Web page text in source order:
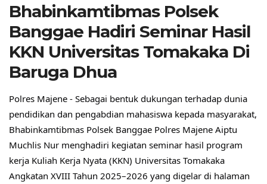
Bhabinkamtibmas Polsek
Banggae Hadiri Seminar Hasil
KKN Universitas Tomakaka Di
Baruga Dhua
Polres Majene - Sebagai bentuk dukungan terhadap dunia
pendidikan dan pengabdian mahasiswa kepada masyarakat,
Bhabinkamtibmas Polsek Banggae Polres Majene Aiptu
Muchlis Nur menghadiri kegiatan seminar hasil program
kerja Kuliah Kerja Nyata (KKN) Universitas Tomakaka
Angkatan XVIII Tahun 2025–2026 yang digelar di halaman